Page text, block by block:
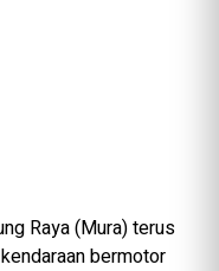
Raya (Mura) terus
bermotor